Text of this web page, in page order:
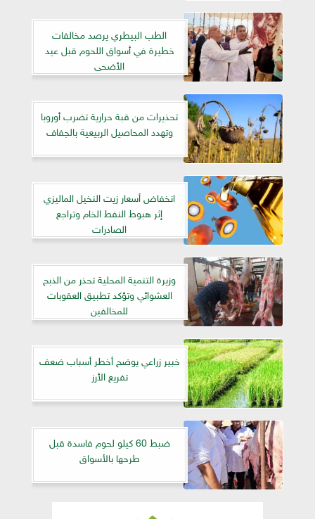
الطب البيطري يرصد مخالفات
خطيرة في أسواق اللحوم قبل عيد
الأضحى
تحذيرات من قبة حرارية تضرب أوروبا
وتهدد المحاصيل الربيعية بالجفاف
انخفاض أسعار زيت النخيل الماليزي
إثر هبوط النفط الخام وتراجع
الصادرات
وزيرة التنمية المحلية تحذر من الذبح
العشوائي وتؤكد تطبيق العقوبات
للمخالفين
خبير زراعي يوضح أخطر أسباب ضعف
تفريع الأرز
ضبط 60 كيلو لحوم فاسدة قبل
طرحها بالأسواق